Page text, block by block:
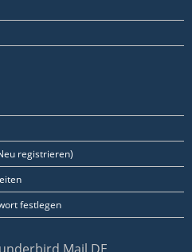
registrieren)
festlegen